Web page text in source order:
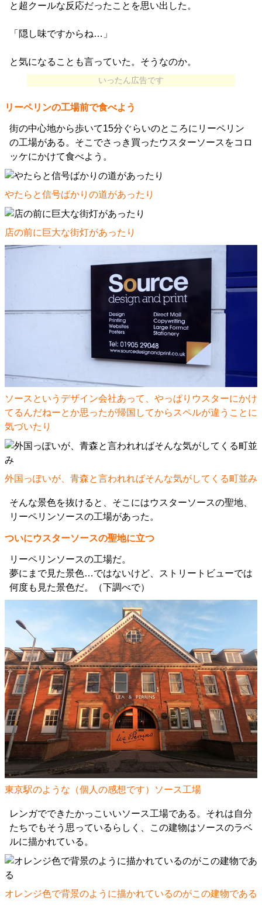
と超クールな反応だったことを思い出した。
「隠し味ですからね…」
と気になることも言っていた。そうなのか。
いったん広告です
リーペリンの工場前で食べよう
街の中心地から歩いて15分ぐらいのところにリーペリン
の工場がある。そこでさっき買ったウスターソースをコロ
ッケにかけて食べよう。
やたらと信号ばかりの道があったり
店の前に巨大な街灯があったり
ソースというデザイン会社あって、やっぱりウスターにかけ
てるんだねーとか思ったが帰国してからスペルが違うことに
気づいたり
外国っぽいが、青森と言われればそんな気がしてくる町並み
そんな景色を抜けると、そこにはウスターソースの聖地、
リーペリンソースの工場があった。
ついにウスターソースの聖地に立つ
リーペリンソースの工場だ。
夢にまで見た景色…ではないけど、ストリートビューでは
何度も見た景色だ。（下調べで）
東京駅のような（個人の感想です）ソース工場
レンガでできたかっこいいソース工場である。それは自分
たちでもそう思っているらしく、この建物はソースのラベ
ルに描かれている。
オレンジ色で背景のように描かれているのがこの建物である